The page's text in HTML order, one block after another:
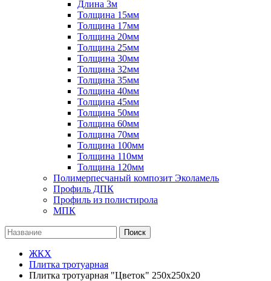
Длина 3м
Толщина 15мм
Толщина 17мм
Толщина 20мм
Толщина 25мм
Толщина 30мм
Толщина 32мм
Толщина 35мм
Толщина 40мм
Толщина 45мм
Толщина 50мм
Толщина 60мм
Толщина 70мм
Толщина 100мм
Толщина 110мм
Толщина 120мм
Полимерпесчаный композит Эколамель
Профиль ДПК
Профиль из полистирола
МПК
Поиск
ЖКХ
Плитка тротуарная
Плитка тротуарная "Цветок" 250х250х20